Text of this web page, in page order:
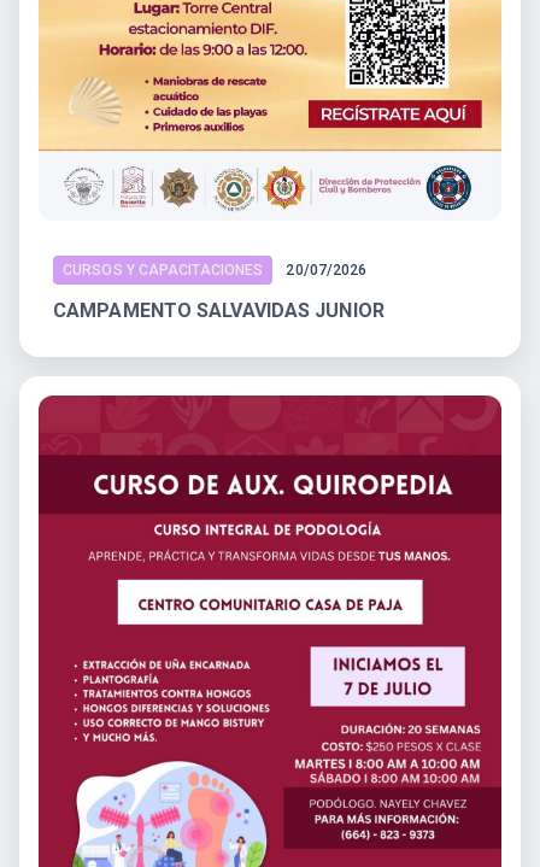
CURSOS Y CAPACITACIONES 20/07/2026
CAMPAMENTO SALVAVIDAS JUNIOR